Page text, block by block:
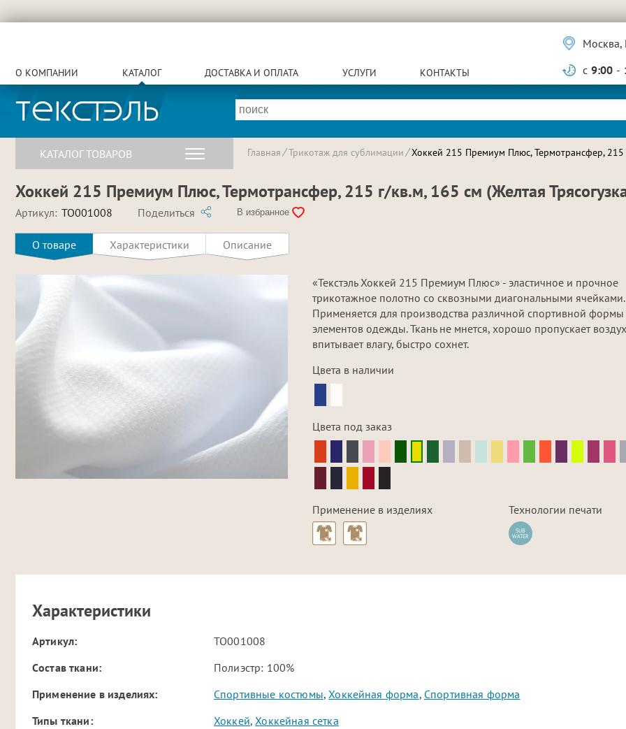
О КОМПАНИИ КАТАЛОГ ДОСТАВКА И ОПЛАТА УСЛУГИ КОНТАКТЫ
Москва,
с 9:00 -
КАТАЛОГ ТОВАРОВ Главная Трикотаж для сублимации Хоккей 215 Премиум Плюс, Термотрансфер, 215
Хоккей 215 Премиум Плюс, Термотрансфер, 215 г/кв.м, 165 см (Желтая
Артикул: TO001008 Поделиться В избранное
О товаре Характеристики Описание
«Текстэль Хоккей 215 Премиум Плюс» - эластичное и прочное
трикотажное полотно со сквозными диагональными ячейками.
Применяется для производства различной спортивной формы
элементов одежды. Ткань не мнется, хорошо пропускает
впитывает влагу, быстро сохнет.
Цвета в наличии
Цвета под заказ
Применение в изделиях Технологии печати
SUB
WATER
Характеристики
Артикул:
TO001008
Cостав ткани:
Полиэстр: 100%
Применение в изделиях:
Спортивные костюмы,Хоккейная форма, Спортивная форма
Типы ткани:
Хоккей,Хоккейная сетка